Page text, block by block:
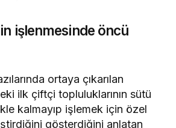
işlenmesinde öncü
ortaya çıkarılan
ilk çiftçi topluluklarının sütü
kalmayıp işlemek için özel
gösterdiğini anlatan